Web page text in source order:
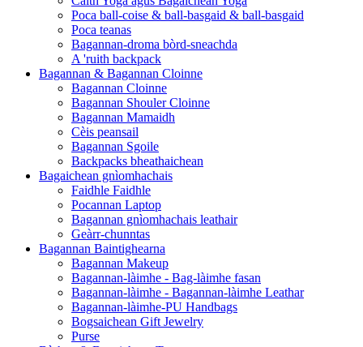
Poca ball-coise & ball-basgaid & ball-basgaid
Poca teanas
Bagannan-droma bòrd-sneachda
A 'ruith backpack
Bagannan & Bagannan Cloinne
Bagannan Cloinne
Bagannan Shouler Cloinne
Bagannan Mamaidh
Cèis peansail
Bagannan Sgoile
Backpacks bheathaichean
Bagaichean gnìomhachais
Faidhle Faidhle
Pocannan Laptop
Bagannan gnìomhachais leathair
Geàrr-chunntas
Bagannan Baintighearna
Bagannan Makeup
Bagannan-làimhe - Bag-làimhe fasan
Bagannan-làimhe - Bagannan-làimhe Leathar
Bagannan-làimhe-PU Handbags
Bogsaichean Gift Jewelry
Purse